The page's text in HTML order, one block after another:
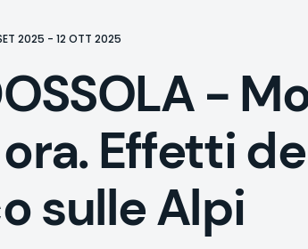
2025 - 12 OTT 2025
-
Effetti
sulle Alpi